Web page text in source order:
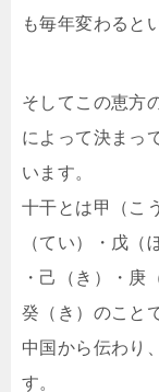
も毎年変わると
そしてこの恵方
によって決まっ
います。
十干とは甲（こ
（てい）・戊（
・己（き）・庚
癸（き）のこと
中国から伝わり
す。